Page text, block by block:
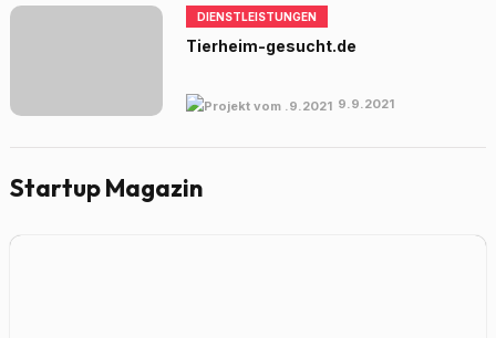
DIENSTLEISTUNGEN
Tierheim-gesucht.de
9.9.2021
Startup Magazin